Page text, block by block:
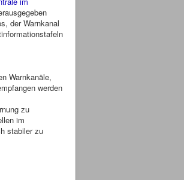
der Warnkanal
Warnkanäle,
werden
zu
im
stabiler zu